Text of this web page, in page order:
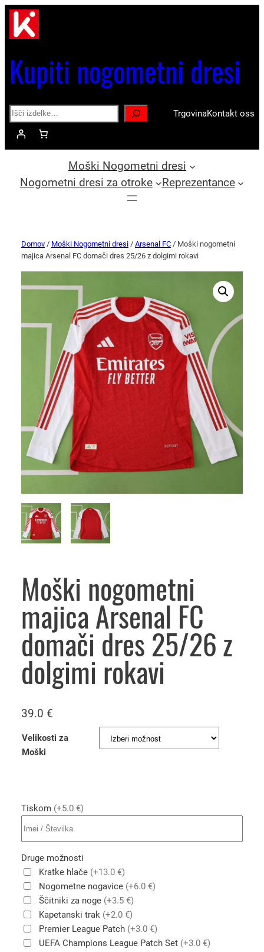
Kupiti nogometni dresi
Search TrgovinaKontakt oss
Moški Nogometni dresi
Nogometni dresi za otroke
Reprezentance
Domov / Moški Nogometni dresi / Arsenal FC / Moški nogometni
majica Arsenal FC domači dres 25/26 z dolgimi rokavi
Moški nogometni
majica Arsenal FC
domači dres 25/26 z
dolgimi rokavi
39.0 €
Velikosti za
Moški
Tiskom (+5.0 €)
Druge možnosti
Kratke hlače (+13.0 €)
Nogometne nogavice (+6.0 €)
Ščitniki za noge (+3.5 €)
Kapetanski trak (+2.0 €)
Premier League Patch (+3.0 €)
UEFA Champions League Patch Set (+3.0 €)